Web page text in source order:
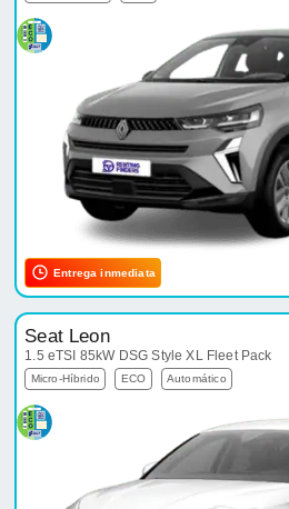
Entrega inmediata
Seat Leon
1.5 eTSI 85kW DSG Style XL Fleet Pack
Micro-Híbrido ECO Automático